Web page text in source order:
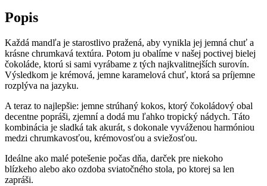
Popis
Každá mandľa je starostlivo pražená, aby vynikla jej jemná chuť a
krásne chrumkavá textúra. Potom ju obalíme v našej poctivej bielej
čokoláde, ktorú si sami vyrábame z tých najkvalitnejších surovín.
Výsledkom je krémová, jemne karamelová chuť, ktorá sa príjemne
rozplýva na jazyku.
A teraz to najlepšie: jemne strúhaný kokos, ktorý čokoládový obal
decentne popráši, zjemní a dodá mu ľahko tropický nádych. Táto
kombinácia je sladká tak akurát, s dokonale vyváženou harmóniou
medzi chrumkavosťou, krémovosťou a sviežosťou.
Ideálne ako malé potešenie počas dňa, darček pre niekoho
blízkeho alebo ako ozdoba sviatočného stola, po ktorej sa len
zapráši.